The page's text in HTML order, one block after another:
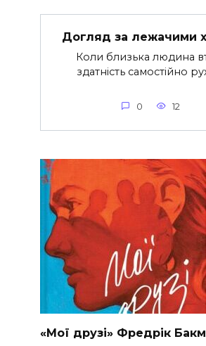
Догляд за лежачими
Коли близька людина
здатність самостійно
0 12
«Мої друзі» Фредрік